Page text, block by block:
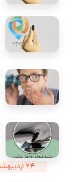
۲۴ اردیبهشت ۰۴